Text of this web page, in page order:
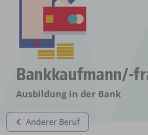
Bankkaufmann/-
Ausbildung in der Bank
Anderer Beruf